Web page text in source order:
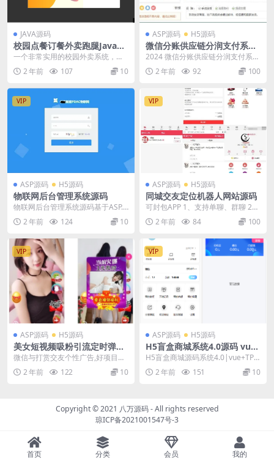
JAVA源码
校园点餐订餐外卖跑腿Java源
码 一个非常实用的校园外卖系
统
一个非常实用的校园外卖系统，基
于 SpringBoot 和 Vue 的开发。这
一...2 年前 107 10
ASP源码 H5源码
微信分账供应链分润支付系统
源码
2024 微信分账供应链分润支付系统
源码
2 年前 92 100
VIP
ASP源码 H5源码
物联网后台管理系统源码
物联网后台管理系统源码基于ASP.N
ET内核，提供卓越的性能和功能。
此外，我们...
2 年前 124 10
VIP
ASP源码 H5源码
同城交友定位机器人网站源码
可封包APP 1、支持单聊、群聊 2、
支持发动态，类似朋友圈 3、支持
附近的人导...
2 年前 84 100
VIP
ASP源码 H5源码
美女短视频吸粉引流定时弹窗
源码
微信与打赏交友个性广告,好项目带
后台 不一样的体验，手机端带+微
信+打赏广告，引...
2 年前 122 10
VIP
ASP源码 H5源码
H5盲盒商城系统4.0源码 vue+
thinkphp 5框架开发开源无加
H5盲盒商城源码系统4.0|vue+TP5
php框架开发开源无加密源码+安装
教程...2 年前 151 10
Copyright © 2021 八万源码- All rights reserved
琼ICP备2021001547号-3
首页 分类 会员 我的